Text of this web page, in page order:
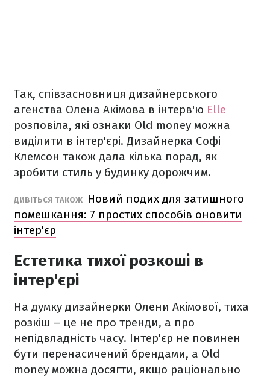
Так, співзасновниця дизайнерського
агенства Олена Акімова в інтерв'ю Elle
розповіла, які ознаки Old money можна
виділити в інтер'єрі. Дизайнерка Софі
Клемсон також дала кілька порад, як
зробити стиль у будинку дорожчим.
ДИВІТЬСЯ ТАКОЖ
Новий подих для затишного
помешкання: 7 простих способів оновити
інтер'єр
Естетика тихої розкоші в
інтер'єрі
На думку дизайнерки Олени Акімової, тиха
розкіш – це не про тренди, а про
непідвладність часу. Інтер'єр не повинен
бути перенасичений брендами, а Old
money можна досягти, якщо раціонально